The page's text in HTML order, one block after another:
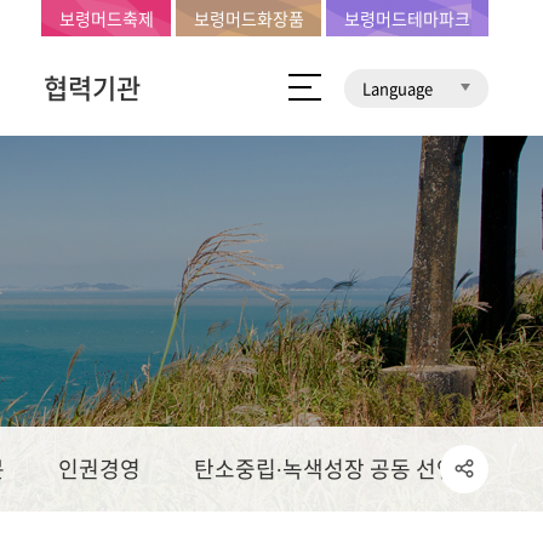
협력기관 Language
보령머드축제 보령머드화장품 보령머드테마파크
인권경영 탄소중립∙녹색성장 공동 선언문